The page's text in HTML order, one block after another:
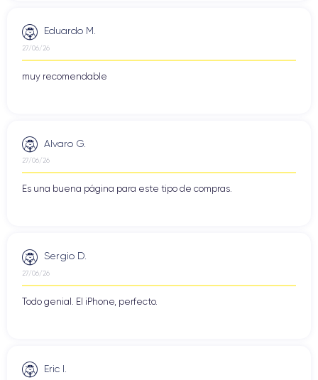
Eduardo M.
27/06/26
muy recomendable
Alvaro G.
27/06/26
Es una buena página para este tipo de compras.
Sergio D.
27/06/26
Todo genial. El iPhone, perfecto.
Eric I.